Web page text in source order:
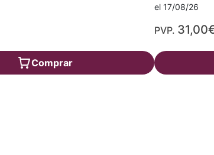
Comprar
el 17/08/26
PVP.